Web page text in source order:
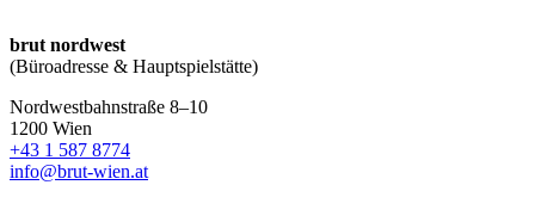
brut nordwest
(Büroadresse & Hauptspielstätte)
Nordwestbahnstraße 8–10
1200 Wien
+43 1 587 8774
info@brut-wien.at